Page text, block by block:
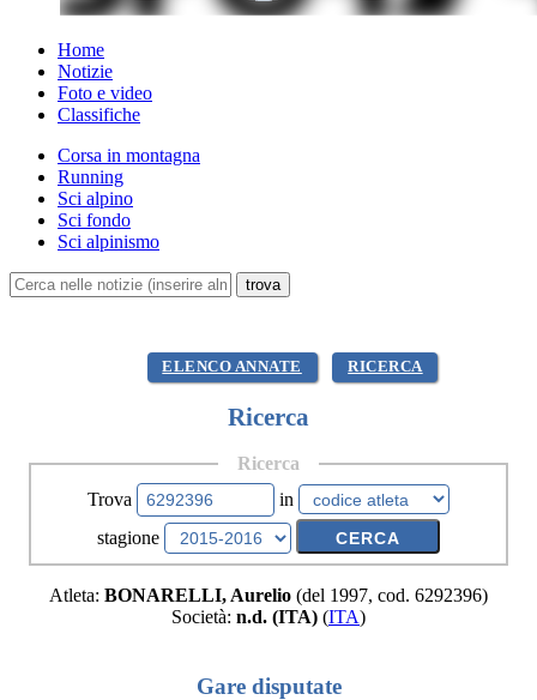
Home
Notizie
Foto e video
Classifiche
Corsa in montagna
Running
Sci alpino
Sci fondo
Sci alpinismo
ELENCO ANNATE RICERCA
Ricerca
Ricerca
Trova
in
stagione
Atleta: BONARELLI, Aurelio (del 1997, cod. 6292396)
Società: n.d. (ITA) (ITA)
Gare disputate